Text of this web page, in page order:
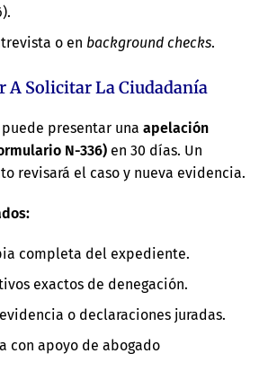
o en background checks.
A Solicitar La Ciudadanía
puede presentar unaapelación
N-336) en 30 días. Un
revisará el caso y nueva evidencia.
completa del expediente.
exactos de denegación.
o declaraciones juradas.
con apoyo de abogado